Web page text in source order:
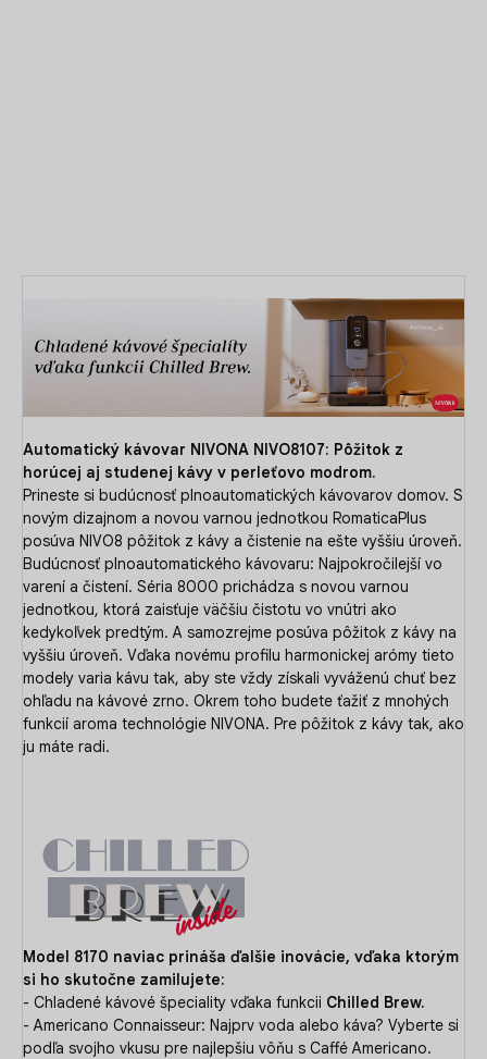
Automatický kávovar NIVONA NIVO8107: Pôžitok z
horúcej aj studenej kávy v perleťovo modrom.
Prineste si budúcnosť plnoautomatických kávovarov domov. S
novým dizajnom a novou varnou jednotkou RomaticaPlus
posúva NIVO8 pôžitok z kávy a čistenie na ešte vyššiu úroveň.
Budúcnosť plnoautomatického kávovaru: Najpokročilejší vo
varení a čistení. Séria 8000 prichádza s novou varnou
jednotkou, ktorá zaisťuje väčšiu čistotu vo vnútri ako
kedykoľvek predtým. A samozrejme posúva pôžitok z kávy na
vyššiu úroveň. Vďaka novému profilu harmonickej arómy tieto
modely varia kávu tak, aby ste vždy získali vyváženú chuť bez
ohľadu na kávové zrno. Okrem toho budete ťažiť z mnohých
funkcií aroma technológie NIVONA. Pre pôžitok z kávy tak, ako
ju máte radi.
Model 8170 naviac prináša ďalšie inovácie, vďaka ktorým
si ho skutočne zamilujete:
- Chladené kávové špeciality vďaka funkcii Chilled Brew.
- Americano Connaisseur: Najprv voda alebo káva? Vyberte si
podľa svojho vkusu pre najlepšiu vôňu s Caffé Americano.